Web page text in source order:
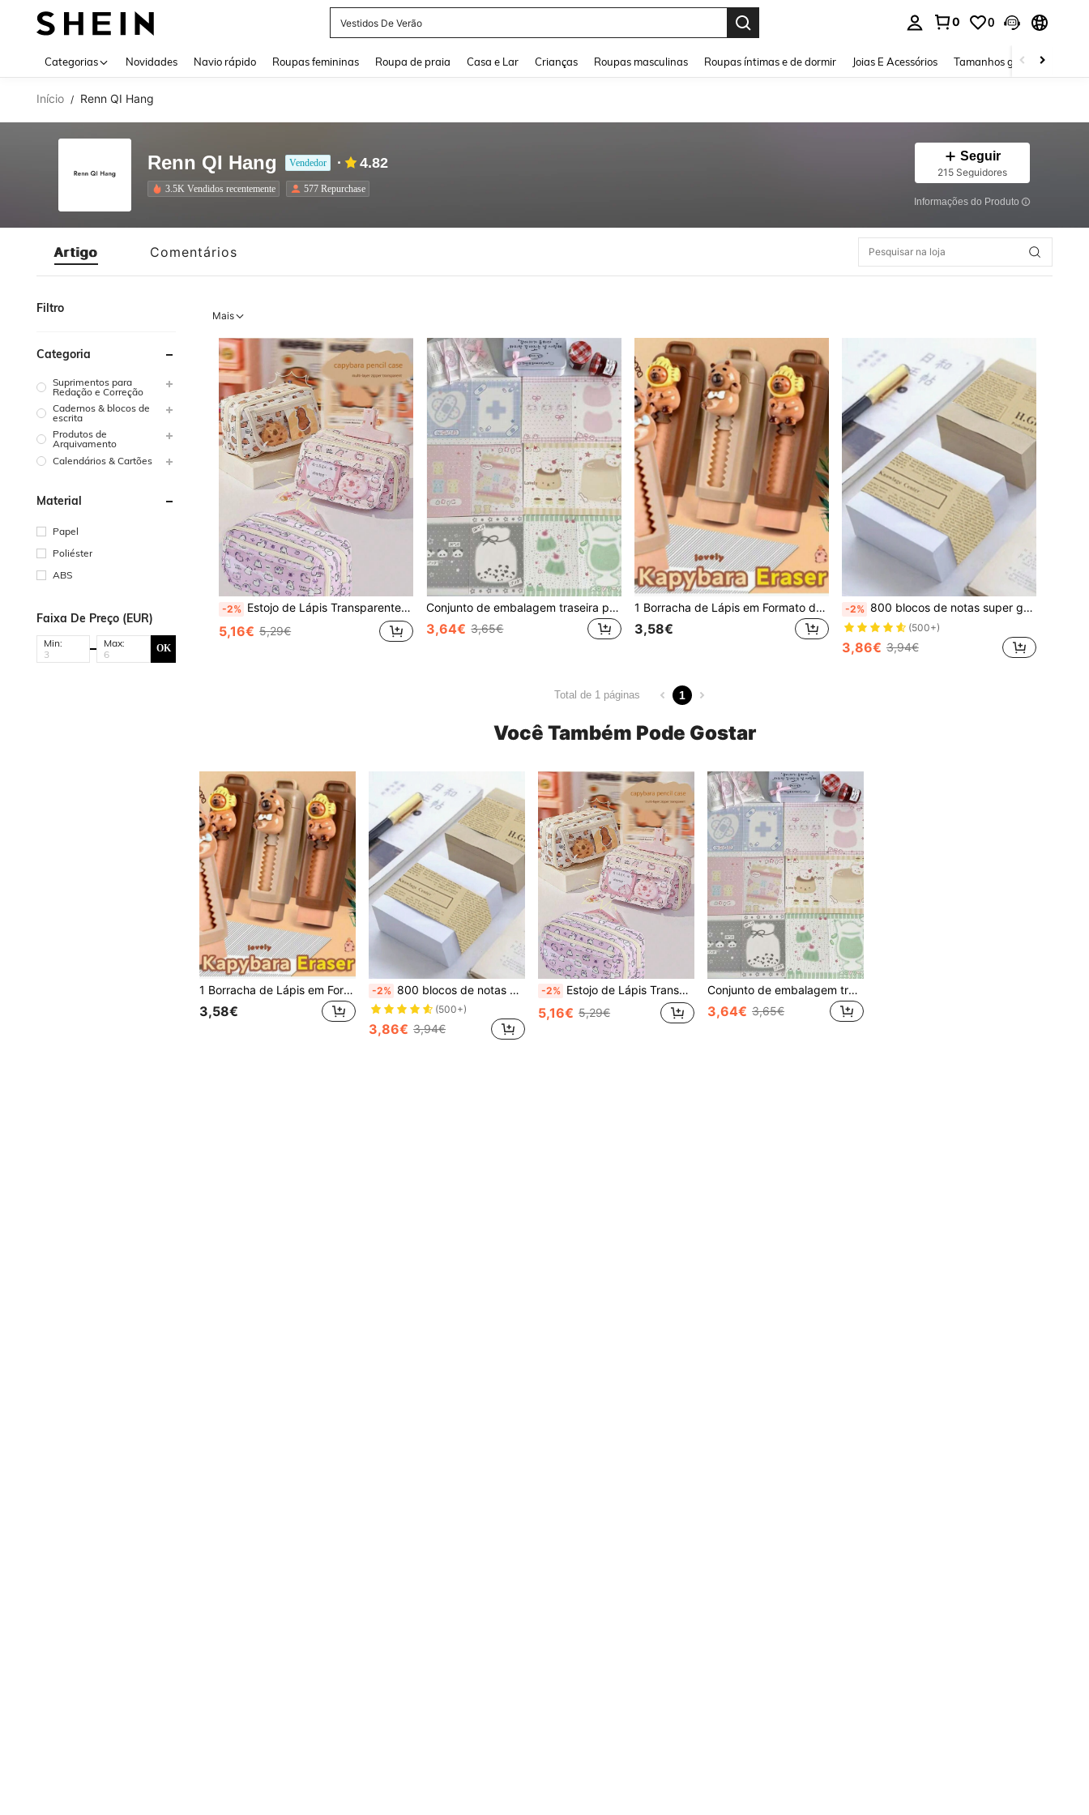
Vestidos De Verão
0 0
Categorias Novidades Navio rápido Roupas femininas Roupa de praia Casa e Lar Crianças Roupas masculinas Roupas íntimas e de dormir Joias E Acessórios Tamanhos grandes
Início / Renn QI Hang
Renn QI Hang Vendedor 4.82
3.5K Vendidos recentemente 577 Repurchase
Seguir
215 Seguidores
Informações do Produto
Artigo Comentários
Filtro
Categoria
Suprimentos para
Redação e Correção
Cadernos & blocos de
escrita
Produtos de
Arquivamento
Calendários & Cartões
Material
Papel
Poliéster
ABS
Faixa De Preço (EUR)
Min: Max: OK
Mais
-2% Estojo de Lápis Transparente com Zíper Multicamadas de Capivara, Bolsa de Armazenamento, com Grande Capacidade para Armazenar Material Escolar de Estudantes, Suprimentos de Escritório, Armazenamento de Material Escolar de Campus, Adequado como Presente de Volta às Aulas para Família e Amigos, Adequado para Estudantes, Homens e Mulheres
5,16€ 5,29€
Conjunto de embalagem traseira para cartão fotográfico com 30 peças/1 peça - Cartão de presente para álbum de ídolos e cartão de felicitações, cartões postais dobrados, bênçãos para familiares e amigos, adequado para volta às aulas, escola, cumprimentos empresariais, desejos de aniversário, cartões de casamento
3,64€ 3,65€
1 Borracha de Lápis em Formato de Golfinho Fofo - Borracha Prática e Removível Ideal para Escritório, Festas, Material Escolar, Artigos de Papelaria, Lápis e Volta às Aulas
3,58€
-2% 800 blocos de notas super grossos, caderno de escrita A6 - adequado para negócios, escritório, escola, notas de estudante, etiquetas de mensagem, cadernos, marcadores de livros, material escolar, época de regresso às aulas
(500+)
3,86€ 3,94€
Total de 1 páginas 1
Você Também Pode Gostar
1 Borracha de Lápis em Formato de Golfinho Fofo - Borracha Prática e Removível Ideal para Escritório, Festas, Material Escolar, Artigos de Papelaria, Lápis e Volta às Aulas
3,58€
-2% 800 blocos de notas super grossos, caderno de escrita A6 - adequado para negócios, escritório, escola, notas de estudante, etiquetas de mensagem, cadernos, marcadores de livros, material escolar, época de regresso às aulas
(500+)
3,86€ 3,94€
-2% Estojo de Lápis Transparente com Zíper Multicamadas de Capivara, Bolsa de Armazenamento, com Grande Capacidade para Armazenar Material Escolar de Estudantes, Suprimentos de Escritório, Armazenamento de Material Escolar de Campus, Adequado como Presente de Volta às Aulas para Família e Amigos, Adequado para Estudantes, Homens e Mulheres
5,16€ 5,29€
Conjunto de embalagem traseira para cartão fotográfico com 30 peças/1 peça - Cartão de presente para álbum de ídolos e cartão de felicitações, cartões postais dobrados, bênçãos para familiares e amigos, adequado para volta às aulas, escola, cumprimentos empresariais, desejos de aniversário, cartões de casamento
3,64€ 3,65€